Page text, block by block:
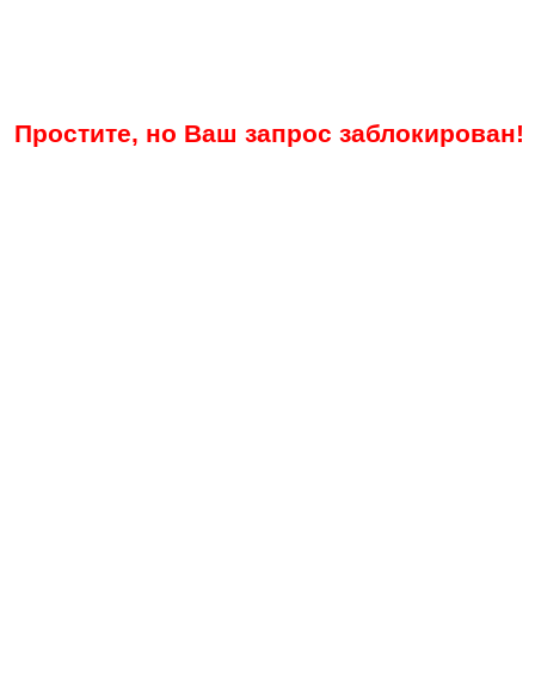
Простите, но Ваш запрос заблокирован!